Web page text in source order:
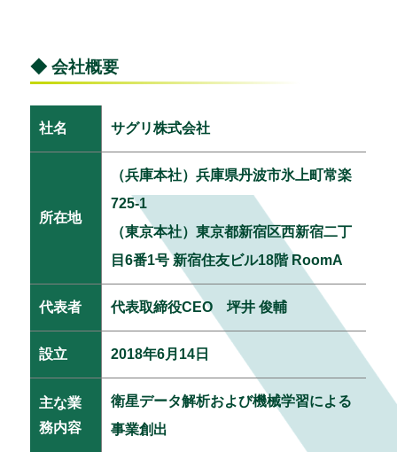
◆ 会社概要
社名 サグリ株式会社
所在地
（兵庫本社）兵庫県丹波市氷上町常楽
725-1
（東京本社）東京都新宿区西新宿二丁
目6番1号 新宿住友ビル18階 RoomA
代表者 代表取締役CEO 坪井 俊輔
設立 2018年6月14日
主な業
務内容
衛星データ解析および機械学習による
事業創出